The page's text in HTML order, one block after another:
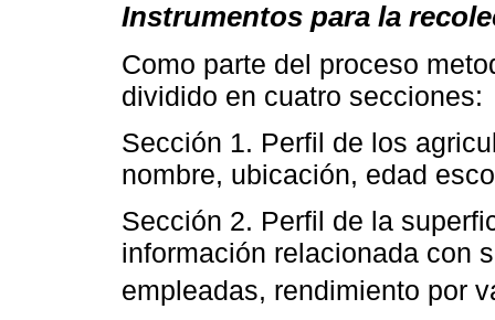
Instrumentos para la
Como parte del proceso
dividido en cuatro secciones:
Sección 1. Perfil de los
nombre, ubicación, edad
Sección 2. Perfil de la
información relacionada con
empleadas, rendimiento por